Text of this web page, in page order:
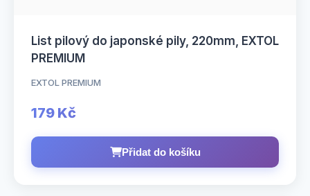
List pilový do japonské pily, 220mm, EXTOL
PREMIUM
EXTOL PREMIUM
179 Kč
Přidat do košíku